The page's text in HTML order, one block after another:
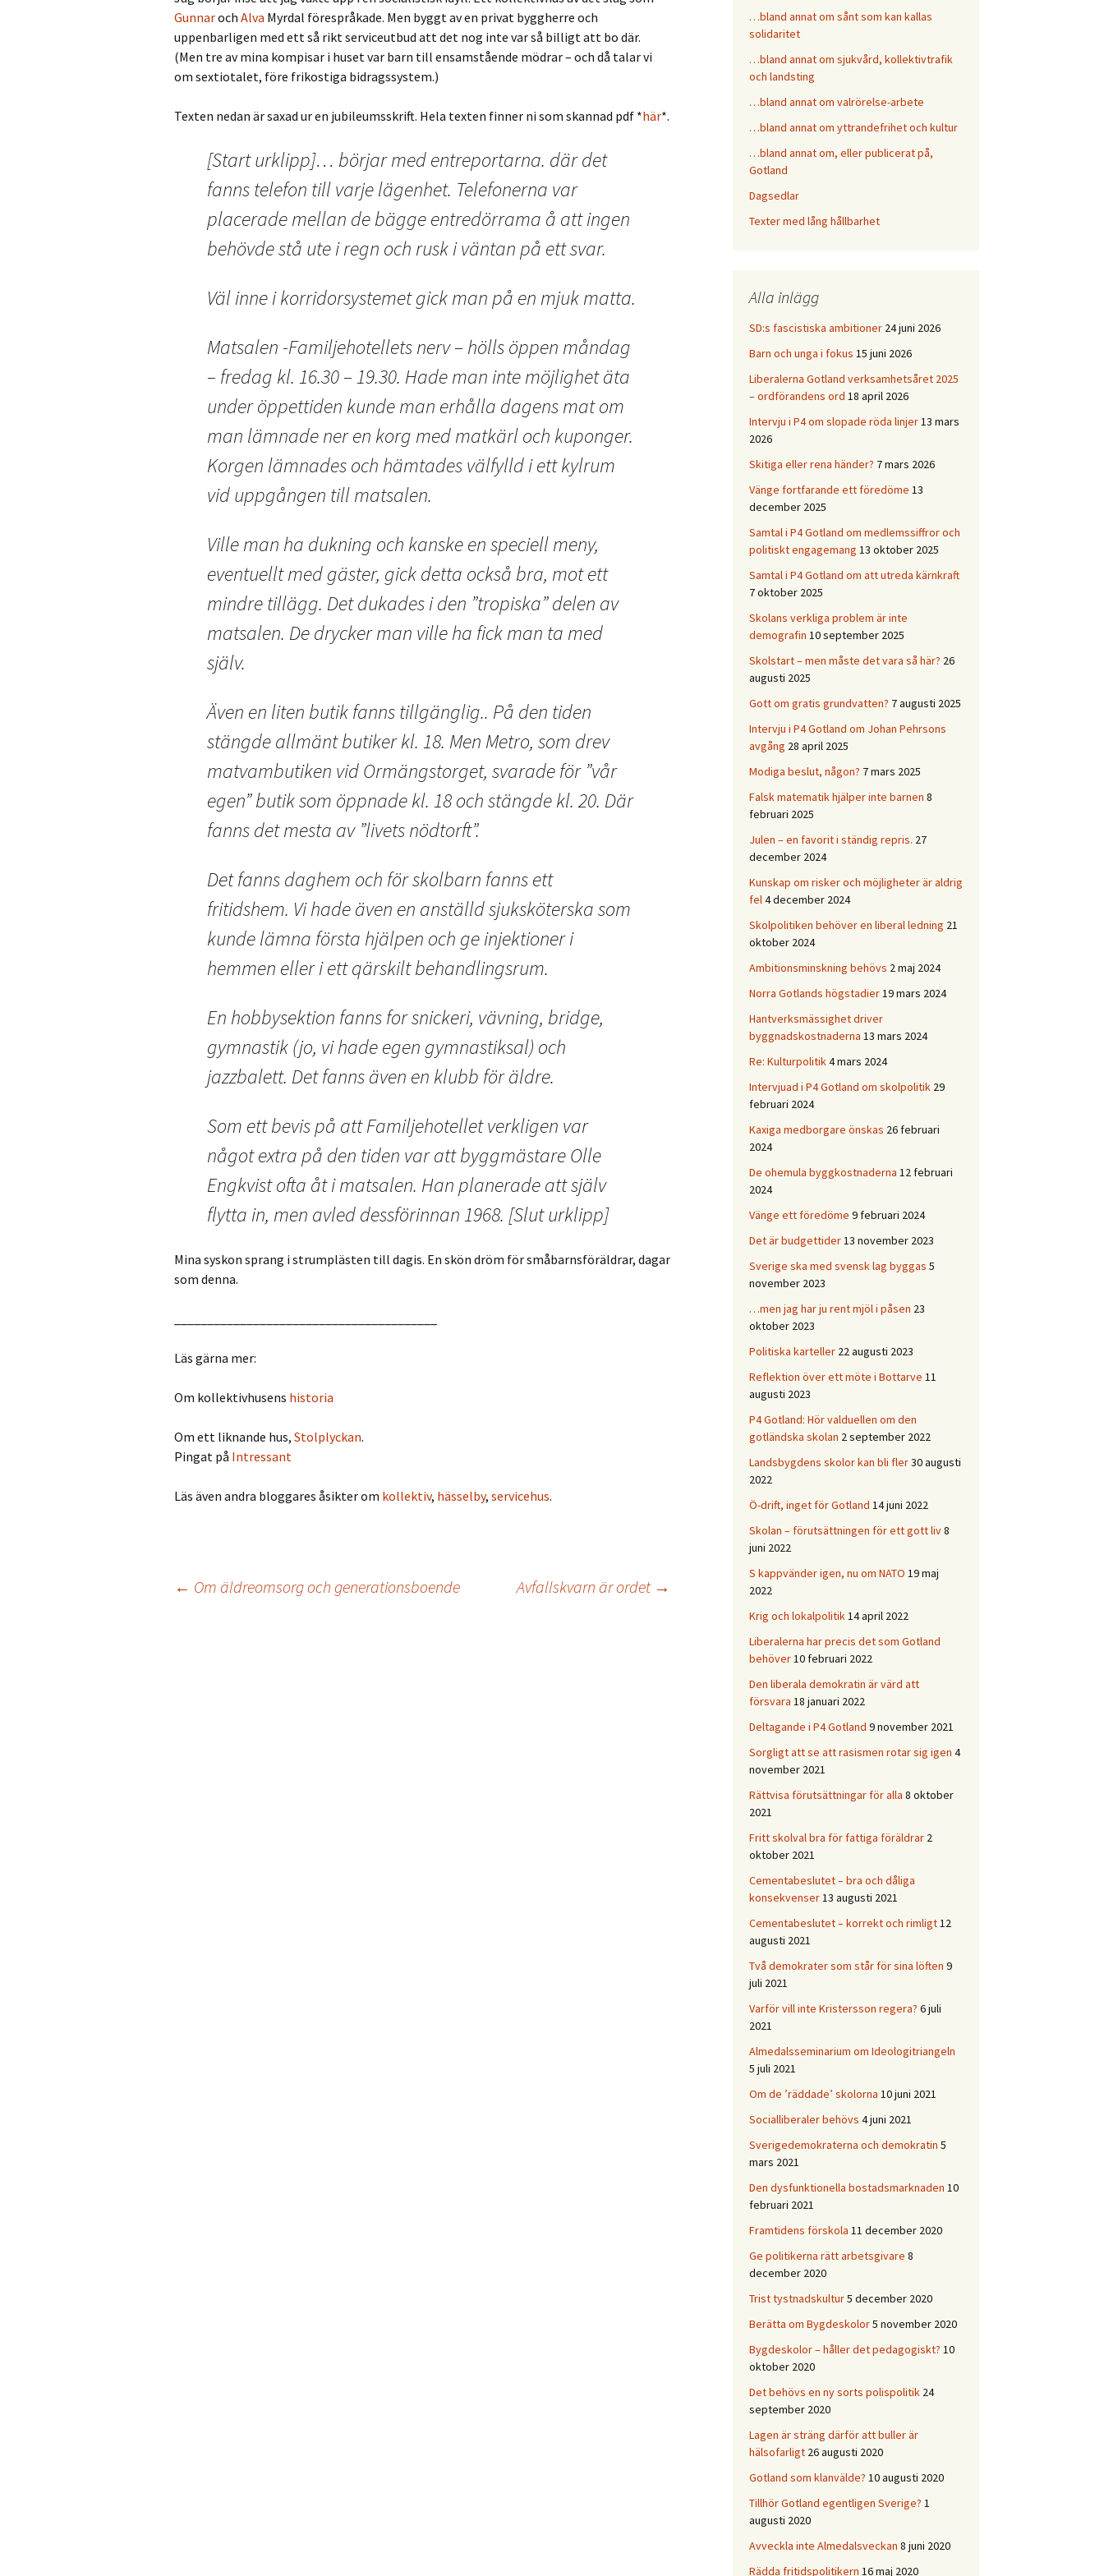
Gunnaroch Alva Myrdal förespråkade. Men byggt av en privat byggherre och
uppenbarligen med ett så rikt serviceutbud att det nog inte var så billigt att bo där.
(Men tre av mina kompisar i huset var barn till ensamstående mödrar – och då talar vi
om sextiotalet, före frikostiga bidragssystem.)
Texten nedan är saxad ur en jubileumsskrift. Hela texten finner ni som skannad pdf *här*.
[Start urklipp]… börjar med entreportarna. där det
fanns telefon till varje lägenhet. Telefonerna var
placerade mellan de bägge entredörrama å att ingen
behövde stå ute i regn och rusk i väntan på ett svar.
Väl inne i korridorsystemet gick man på en mjuk matta.
Matsalen -Familjehotellets nerv – hölls öppen måndag
– fredag kl. 16.30 – 19.30. Hade man inte möjlighet äta
under öppettiden kunde man erhålla dagens mat om
man lämnade ner en korg med matkärl och kuponger.
Korgen lämnades och hämtades välfylld i ett kylrum
vid uppgången till matsalen.
Ville man ha dukning och kanske en speciell meny,
eventuellt med gäster, gick detta också bra, mot ett
mindre tillägg. Det dukades i den ”tropiska” delen av
matsalen. De drycker man ville ha fick man ta med
själv.
Även en liten butik fanns tillgänglig.. På den tiden
stängde allmänt butiker kl. 18. Men Metro, som drev
matvambutiken vid Ormängstorget, svarade för ”vår
egen” butik som öppnade kl. 18 och stängde kl. 20. Där
fanns det mesta av ”livets nödtorft”.
Det fanns daghem och för skolbarn fanns ett
fritidshem. Vi hade även en anställd sjuksköterska som
kunde lämna första hjälpen och ge injektioner i
hemmen eller i ett qärskilt behandlingsrum.
En hobbysektion fanns for snickeri, vävning, bridge,
gymnastik (jo, vi hade egen gymnastiksal) och
jazzbalett. Det fanns även en klubb för äldre.
Som ett bevis på att Familjehotellet verkligen var
något extra på den tiden var att byggmästare Olle
Engkvist ofta åt i matsalen. Han planerade att själv
flytta in, men avled dessförinnan 1968. [Slut urklipp]
Mina syskon sprang i strumplästen till dagis. En skön dröm för småbarnsföräldrar, dagar
som denna.
Läs gärna mer:
Om kollektivhusens historia
Om ett liknande hus, Stolplyckan.
Pingat på Intressant
Läs även andra bloggares åsikter om kollektiv, hässelby, servicehus.
← Om äldreomsorg och generationsboende Avfallskvarn är ordet →
…bland annat om sånt som kan kallas
solidaritet
…bland annat om sjukvård, kollektivtrafik
och landsting
…bland annat om valrörelse-arbete
…bland annat om yttrandefrihet och kultur
…bland annat om, eller publicerat på,
Gotland
Dagsedlar
Texter med lång hållbarhet
Alla inlägg
SD:s fascistiska ambitioner 24 juni 2026
Barn och unga i fokus 15 juni 2026
Liberalerna Gotland verksamhetsåret 2025
– ordförandens ord 18 april 2026
Intervju i P4 om slopade röda linjer13 mars
2026
Skitiga eller rena händer? 7 mars 2026
Vänge fortfarande ett föredöme 13
december 2025
Samtal i P4 Gotland om medlemssiffror och
politiskt engagemang 13 oktober 2025
Samtal i P4 Gotland om att utreda kärnkraft
7 oktober 2025
Skolans verkliga problem är inte
demografin 10 september 2025
Skolstart – men måste det vara så här? 26
augusti 2025
Gott om gratis grundvatten? 7 augusti 2025
Intervju i P4 Gotland om Johan Pehrsons
avgång 28 april 2025
Modiga beslut, någon? 7 mars 2025
Falsk matematik hjälper inte barnen 8
februari 2025
Julen – en favorit i ständig repris. 27
december 2024
Kunskap om risker och möjligheter är aldrig
fel4 december 2024
Skolpolitiken behöver en liberal ledning 21
oktober 2024
Ambitionsminskning behövs 2 maj 2024
Norra Gotlands högstadier19 mars 2024
Hantverksmässighet driver
byggnadskostnaderna 13 mars 2024
Re: Kulturpolitik4 mars 2024
Intervjuad i P4 Gotland om skolpolitik 29
februari 2024
Kaxiga medborgare önskas 26 februari
2024
De ohemula byggkostnaderna 12 februari
2024
Vänge ett föredöme 9 februari 2024
Det är budgettider13 november 2023
Sverige ska med svensk lag byggas 5
november 2023
…men jag har ju rent mjöl i påsen 23
oktober 2023
Politiska karteller 22 augusti 2023
Reflektion över ett möte i Bottarve 11
augusti 2023
P4 Gotland: Hör valduellen om den
gotländska skolan 2 september 2022
Landsbygdens skolor kan bli fler30 augusti
2022
Ö-drift, inget för Gotland 14 juni 2022
Skolan – förutsättningen för ett gott liv8
juni 2022
S kappvänder igen, nu om NATO 19 maj
2022
Krig och lokalpolitik14 april 2022
Liberalerna har precis det som Gotland
behöver10 februari 2022
Den liberala demokratin är värd att
försvara 18 januari 2022
Deltagande i P4 Gotland 9 november 2021
Sorgligt att se att rasismen rotar sig igen 4
november 2021
Rättvisa förutsättningar för alla 8 oktober
2021
Fritt skolval bra för fattiga föräldrar 2
oktober 2021
Cementabeslutet – bra och dåliga
konsekvenser13 augusti 2021
Cementabeslutet – korrekt och rimligt12
augusti 2021
Två demokrater som står för sina löften 9
juli 2021
Varför vill inte Kristersson regera? 6 juli
2021
Almedalsseminarium om Ideologitriangeln
5 juli 2021
Om de ’räddade’ skolorna 10 juni 2021
Socialliberaler behövs 4 juni 2021
Sverigedemokraterna och demokratin 5
mars 2021
Den dysfunktionella bostadsmarknaden 10
februari 2021
Framtidens förskola 11 december 2020
Ge politikerna rätt arbetsgivare 8
december 2020
Trist tystnadskultur5 december 2020
Berätta om Bygdeskolor5 november 2020
Bygdeskolor – håller det pedagogiskt? 10
oktober 2020
Det behövs en ny sorts polispolitik 24
september 2020
Lagen är sträng därför att buller är
hälsofarligt 26 augusti 2020
Gotland som klanvälde? 10 augusti 2020
Tillhör Gotland egentligen Sverige? 1
augusti 2020
Avveckla inte Almedalsveckan 8 juni 2020
Rädda fritidspolitikern 16 maj 2020